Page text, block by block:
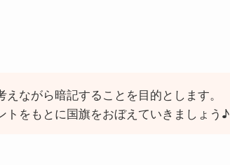
ながら暗記することを目的とします。
をもとに国旗をおぼえていきましょう♪